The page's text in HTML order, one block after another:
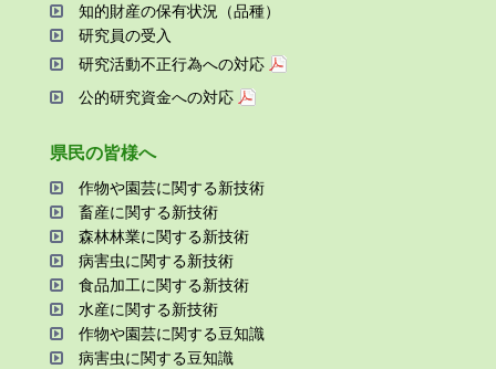
知的財産の保有状況（品種）
研究員の受⼊
研究活動不正⾏為への対応
公的研究資金への対応
県⺠の皆様へ
作物や園芸に関する新技術
畜産に関する新技術
森林林業に関する新技術
病害⾍に関する新技術
⾷品加⼯に関する新技術
⽔産に関する新技術
作物や園芸に関する⾖知識
病害⾍に関する⾖知識